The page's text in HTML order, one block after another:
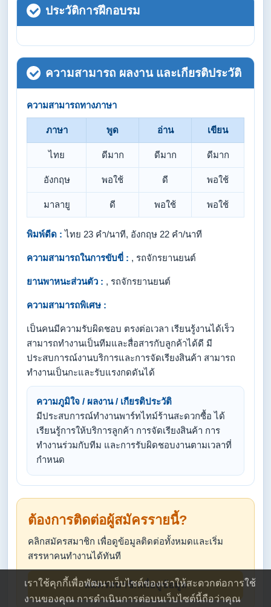
ประวัติการฝึกอบรม
ความสามารถ ผลงาน และเกียรติประวัติ
ความสามารถทางภาษา
ภาษา พูด อ่าน เขียน
ไทย ดีมาก ดีมาก ดีมาก
อังกฤษ พอใช้ ดี พอใช้
มาลายู ดี พอใช้ พอใช้
พิมพ์ดีด : ไทย 23 คำ/นาที, อังกฤษ 22 คำ/นาที
ความสามารถในการขับขี่ : , รถจักรยานยนต์
ยานพาหนะส่วนตัว : , รถจักรยานยนต์
ความสามารถพิเศษ :
เป็นคนมีความรับผิดชอบ ตรงต่อเวลา เรียนรู้งานได้เร็ว
สามารถทำงานเป็นทีมและสื่อสารกับลูกค้าได้ดี มี
ประสบการณ์งานบริการและการจัดเรียงสินค้า สามารถ
ทำงานเป็นกะและรับแรงกดดันได้
ความภูมิใจ / ผลงาน / เกียรติประวัติ
มีประสบการณ์ทำงานพาร์ทไทม์ร้านสะดวกซื้อ ได้
เรียนรู้การให้บริการลูกค้า การจัดเรียงสินค้า การ
ทำงานร่วมกับทีม และการรับผิดชอบงานตามเวลาที่
กำหนด
ต้องการติดต่อผู้สมัครรายนี้?
คลิกสมัครสมาชิก เพื่อดูข้อมูลติดต่อทั้งหมดและเริ่ม
สรรหาคนทำงานได้ทันที
สมัครสมาชิกเพื่อดูข้อมูล
เราใช้คุกกี้เพื่อพัฒนาเว็บไซต์ของเราให้สะดวกต่อการใช้
งานของคุณ การดำเนินการต่อบนเว็บไซต์นี้ถือว่าคุณ